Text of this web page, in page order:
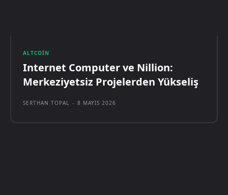
ALTCOIN
Internet Computer ve Nillion:
Merkeziyetsiz Projelerden Yükseliş
SERTHAN TOPAL - 8 MAYIS 2026